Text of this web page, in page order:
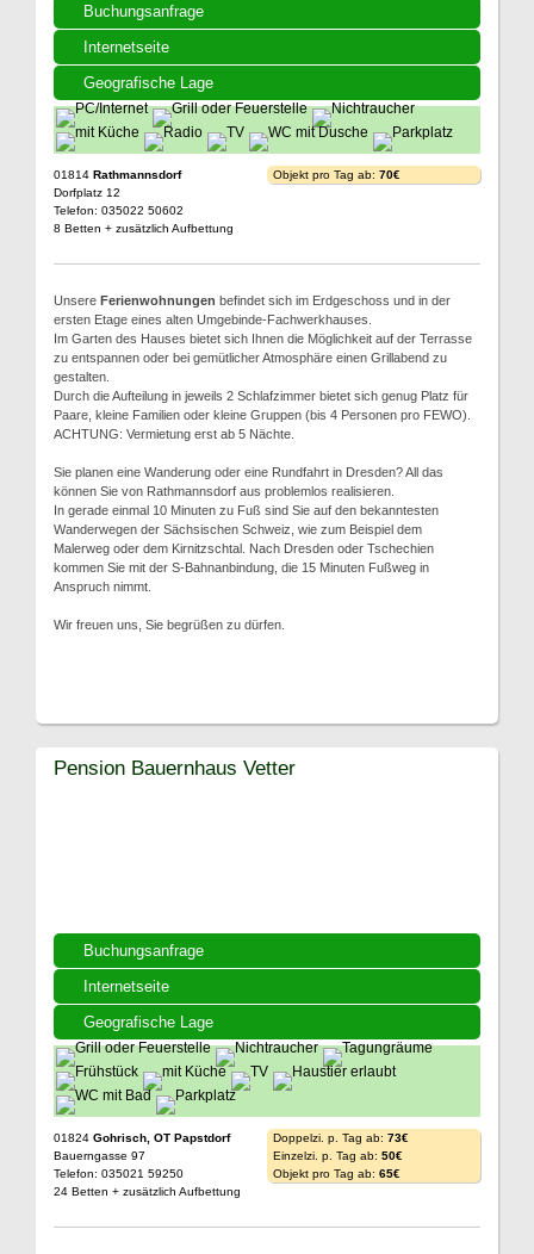
Buchungsanfrage
Internetseite
Geografische Lage
01814 Rathmannsdorf
Dorfplatz 12
Telefon: 035022 50602
8 Betten + zusätzlich Aufbettung
Objekt pro Tag ab: 70€
Unsere Ferienwohnungen befindet sich im Erdgeschoss und in der
ersten Etage eines alten Umgebinde-Fachwerkhauses.
Im Garten des Hauses bietet sich Ihnen die Möglichkeit auf der Terrasse
zu entspannen oder bei gemütlicher Atmosphäre einen Grillabend zu
gestalten.
Durch die Aufteilung in jeweils 2 Schlafzimmer bietet sich genug Platz für
Paare, kleine Familien oder kleine Gruppen (bis 4 Personen pro FEWO).
ACHTUNG: Vermietung erst ab 5 Nächte.
Sie planen eine Wanderung oder eine Rundfahrt in Dresden? All das
können Sie von Rathmannsdorf aus problemlos realisieren.
In gerade einmal 10 Minuten zu Fuß sind Sie auf den bekanntesten
Wanderwegen der Sächsischen Schweiz, wie zum Beispiel dem
Malerweg oder dem Kirnitzschtal. Nach Dresden oder Tschechien
kommen Sie mit der S-Bahnanbindung, die 15 Minuten Fußweg in
Anspruch nimmt.
Wir freuen uns, Sie begrüßen zu dürfen.
Buchungsanfrage
Internetseite
Geografische Lage
Pension Bauernhaus Vetter
01824 Gohrisch, OT Papstdorf
Bauerngasse 97
Telefon: 035021 59250
24 Betten + zusätzlich Aufbettung
Doppelzi. p. Tag ab: 73€
Einzelzi. p. Tag ab: 50€
Objekt pro Tag ab: 65€